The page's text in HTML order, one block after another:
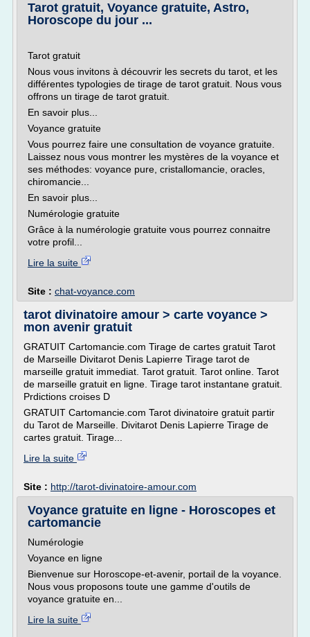
Tarot gratuit, Voyance gratuite, Astro,
Horoscope du jour ...
Tarot gratuit
Nous vous invitons à découvrir les secrets du tarot, et les
différentes typologies de tirage de tarot gratuit. Nous vous
offrons un tirage de tarot gratuit.
En savoir plus...
Voyance gratuite
Vous pourrez faire une consultation de voyance gratuite.
Laissez nous vous montrer les mystères de la voyance et
ses méthodes: voyance pure, cristallomancie, oracles,
chiromancie...
En savoir plus...
Numérologie gratuite
Grâce à la numérologie gratuite vous pourrez connaitre
votre profil...
Lire la suite
Site : chat-voyance.com
tarot divinatoire amour > carte voyance >
mon avenir gratuit
GRATUIT Cartomancie.com Tirage de cartes gratuit Tarot
de Marseille Divitarot Denis Lapierre Tirage tarot de
marseille gratuit immediat. Tarot gratuit. Tarot online. Tarot
de marseille gratuit en ligne. Tirage tarot instantane gratuit.
Prdictions croises D
GRATUIT Cartomancie.com Tarot divinatoire gratuit partir
du Tarot de Marseille. Divitarot Denis Lapierre Tirage de
cartes gratuit. Tirage...
Lire la suite
Site : http://tarot-divinatoire-amour.com
Voyance gratuite en ligne - Horoscopes et
cartomancie
Numérologie
Voyance en ligne
Bienvenue sur Horoscope-et-avenir, portail de la voyance.
Nous vous proposons toute une gamme d'outils de
voyance gratuite en...
Lire la suite